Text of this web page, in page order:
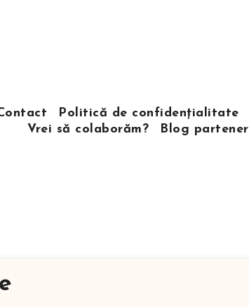
Politică de confidențialitate
Vrei să colaborăm?
Blog partener